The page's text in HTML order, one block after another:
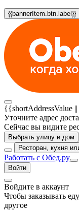
{{bannerItem.btn.label}}
{{shortAddressValue
Уточните адрес
Сейчас вы видите
Выбрать улицу и дом
Ресторан, кухня
Работать с Обед.ру
Войти
Войдите в аккаунт
Чтобы заказывать
другое